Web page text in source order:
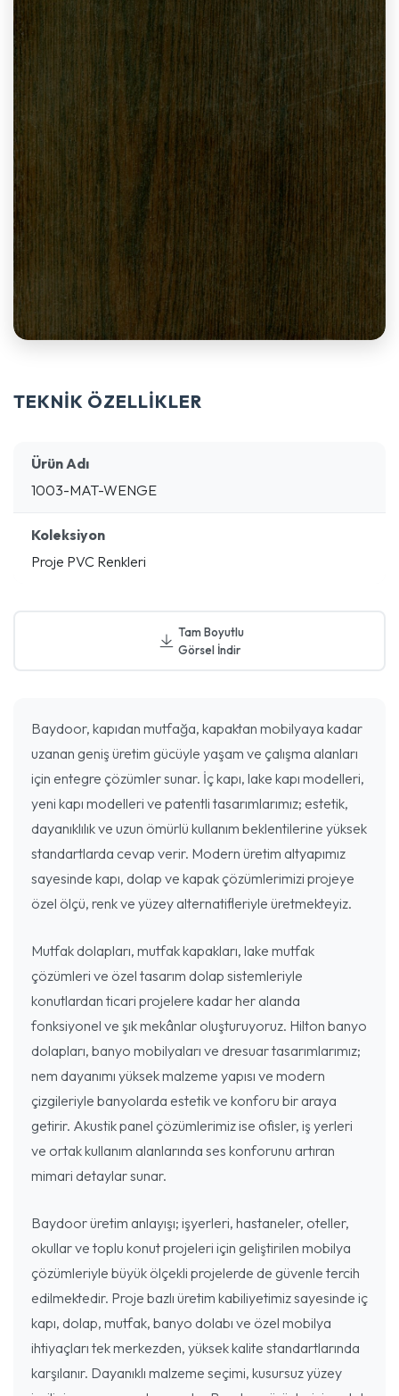
TEKNİK ÖZELLİKLER
Ürün Adı
1003-MAT-WENGE
Koleksiyon
Proje PVC Renkleri
Tam Boyutlu
Görsel İndir
Baydoor, kapıdan mutfağa, kapaktan mobilyaya kadar
uzanan geniş üretim gücüyle yaşam ve çalışma alanları
için entegre çözümler sunar. İç kapı, lake kapı modelleri,
yeni kapı modelleri ve patentli tasarımlarımız; estetik,
dayanıklılık ve uzun ömürlü kullanım beklentilerine yüksek
standartlarda cevap verir. Modern üretim altyapımız
sayesinde kapı, dolap ve kapak çözümlerimizi projeye
özel ölçü, renk ve yüzey alternatifleriyle üretmekteyiz.
Mutfak dolapları, mutfak kapakları, lake mutfak
çözümleri ve özel tasarım dolap sistemleriyle
konutlardan ticari projelere kadar her alanda
fonksiyonel ve şık mekânlar oluşturuyoruz. Hilton banyo
dolapları, banyo mobilyaları ve dresuar tasarımlarımız;
nem dayanımı yüksek malzeme yapısı ve modern
çizgileriyle banyolarda estetik ve konforu bir araya
getirir. Akustik panel çözümlerimiz ise ofisler, iş yerleri
ve ortak kullanım alanlarında ses konforunu artıran
mimari detaylar sunar.
Baydoor üretim anlayışı; işyerleri, hastaneler, oteller,
okullar ve toplu konut projeleri için geliştirilen mobilya
çözümleriyle büyük ölçekli projelerde de güvenle tercih
edilmektedir. Proje bazlı üretim kabiliyetimiz sayesinde iç
kapı, dolap, mutfak, banyo dolabı ve özel mobilya
ihtiyaçları tek merkezden, yüksek kalite standartlarında
karşılanır. Dayanıklı malzeme seçimi, kusursuz yüzey